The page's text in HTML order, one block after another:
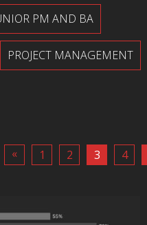
PM AND BA
PROJECT MANAGEMENT
« 1 2 3 4